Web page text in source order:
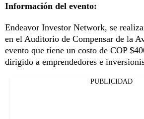
Información del evento:
Endeavor Investor Network, se
en el Auditorio de Compensar de la
evento que tiene un costo de COP
dirigido a emprendedores e
PUBLICIDAD